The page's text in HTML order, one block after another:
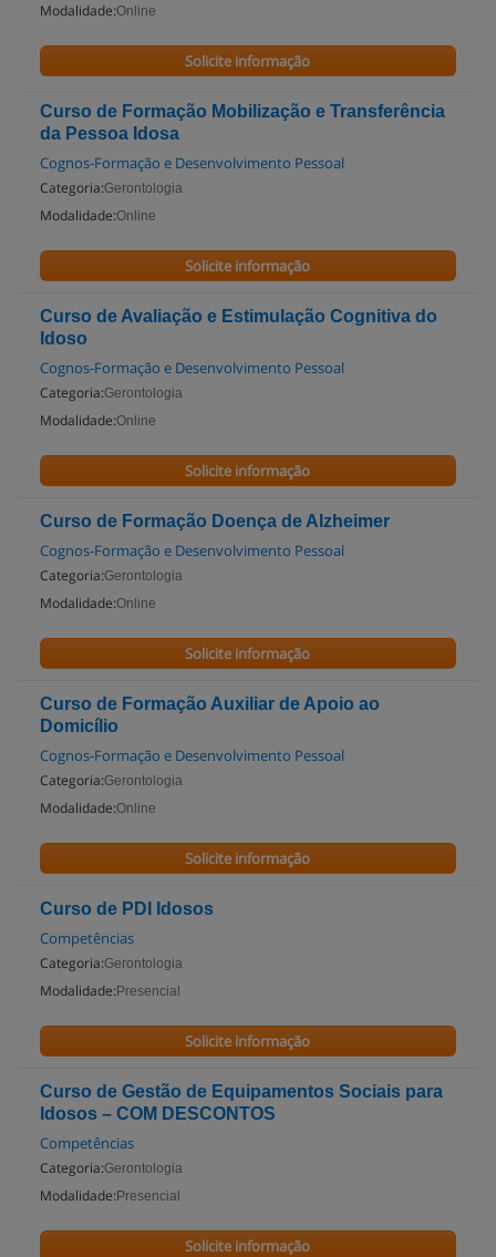
Modalidade:Online
Solicite informação
Curso de Formação Mobilização e Transferência
da Pessoa Idosa
Cognos-Formação e Desenvolvimento Pessoal
Categoria:Gerontologia
Modalidade:Online
Solicite informação
Curso de Avaliação e Estimulação Cognitiva do
Idoso
Cognos-Formação e Desenvolvimento Pessoal
Categoria:Gerontologia
Modalidade:Online
Solicite informação
Curso de Formação Doença de Alzheimer
Cognos-Formação e Desenvolvimento Pessoal
Categoria:Gerontologia
Modalidade:Online
Solicite informação
Curso de Formação Auxiliar de Apoio ao
Domicílio
Cognos-Formação e Desenvolvimento Pessoal
Categoria:Gerontologia
Modalidade:Online
Solicite informação
Curso de PDI Idosos
Competências
Categoria:Gerontologia
Modalidade: Presencial
Solicite informação
Curso de Gestão de Equipamentos Sociais para
Idosos – COM DESCONTOS
Competências
Categoria:Gerontologia
Modalidade: Presencial
Solicite informação